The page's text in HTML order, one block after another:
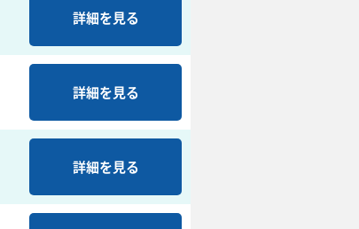
詳細を見る
詳細を見る
詳細を見る